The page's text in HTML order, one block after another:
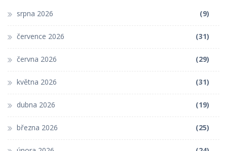
srpna 2026 (9)
července 2026 (31)
června 2026 (29)
května 2026 (31)
dubna 2026 (19)
března 2026 (25)